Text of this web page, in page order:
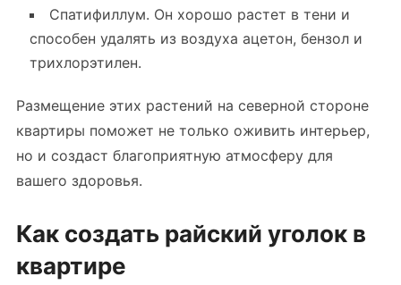
Спатифиллум. Он хорошо растет в тени и
способен удалять из воздуха ацетон, бензол и
трихлорэтилен.
Размещение этих растений на северной стороне
квартиры поможет не только оживить интерьер,
но и создаст благоприятную атмосферу для
вашего здоровья.
Как создать райский уголок в
квартире